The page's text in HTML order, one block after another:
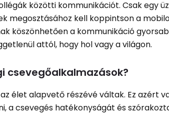
közötti kommunikációt. Csak egy
megosztásához kell koppintson a
köszönhetően a kommunikáció
attól, hogy hol vagy a világon.
csevegőalkalmazások?
élet alapvető részévé váltak. Ez azért
a csevegés hatékonyságát és